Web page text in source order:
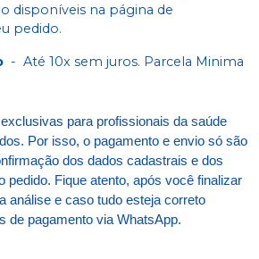
disponíveis na página de
pedido.
- Até 10x sem juros. Parcela Minima
para profissionais da saúde
Por isso, o pagamento e envio só são
dos dados cadastrais e dos
pedido. Fique atento, após você finalizar
análise e caso tudo esteja correto
de pagamento via WhatsApp.